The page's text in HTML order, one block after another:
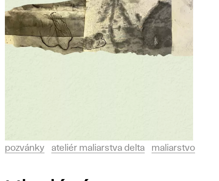
pozvánky ateliér maliarstva delta maliarstvo